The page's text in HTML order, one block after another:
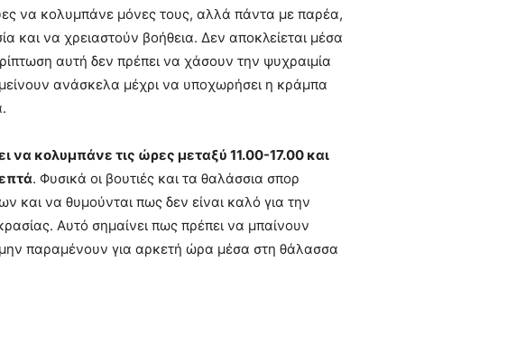
να κολυμπάνε μόνες τους, αλλά πάντα με παρέα,
και να χρειαστούν βοήθεια. Δεν αποκλείεται μέσα
αυτή δεν πρέπει να χάσουν την ψυχραιμία
ανάσκελα μέχρι να υποχωρήσει η κράμπα
να κολυμπάνε τις ώρες μεταξύ 11.00-17.00 και
. Φυσικά οι βουτιές και τα θαλάσσια σπορ
και να θυμούνται πως δεν είναι καλό για την
Αυτό σημαίνει πως πρέπει να μπαίνουν
παραμένουν για αρκετή ώρα μέσα στη θάλασσα